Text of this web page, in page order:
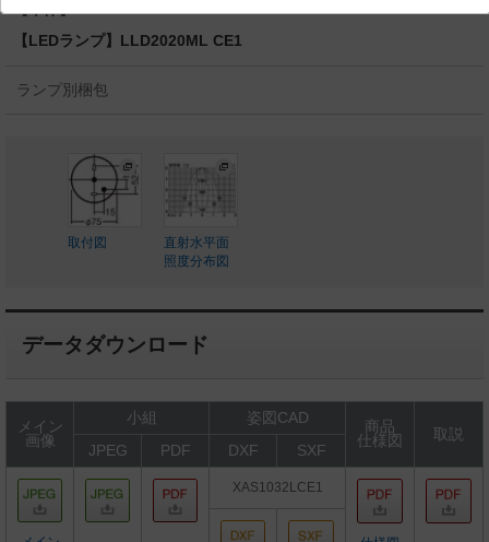
【本体】LGS9002
【LEDランプ】LLD2020ML CE1
ランプ別梱包
取付図
直射水平面
照度分布図
データダウンロード
メイン
画像
小組 姿図CAD
商品
仕様図
取説
JPEG
PDF DXF SXF
XAS1032LCE1